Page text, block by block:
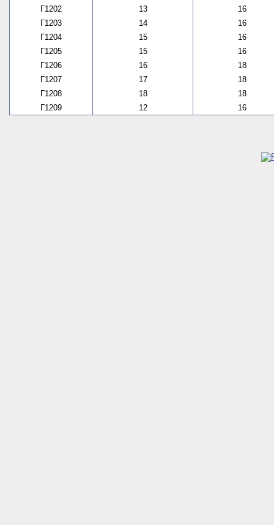
Г1202
13
16
Г1203
14
16
Г1204
15
16
Г1205
15
16
Г1206
16
18
Г1207
17
18
Г1208
18
18
Г1209
12 16